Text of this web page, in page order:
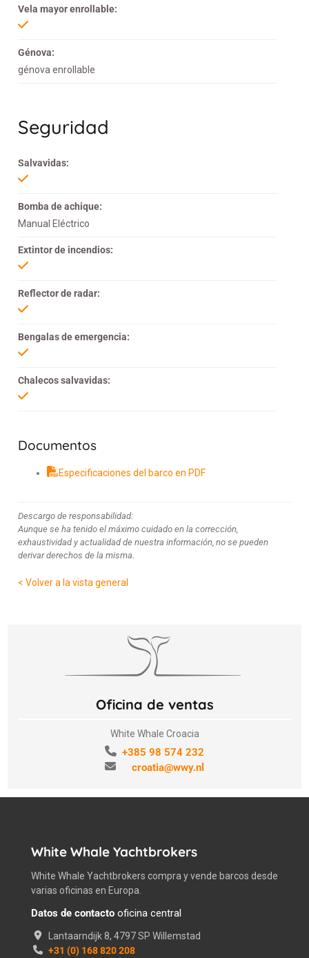
Vela mayor enrollable:
Génova:
génova enrollable
Seguridad
Salvavidas:
Bomba de achique:
Manual Eléctrico
Extintor de incendios:
Reflector de radar:
Bengalas de emergencia:
Chalecos salvavidas:
Documentos
Especificaciones del barco en PDF
Descargo de responsabilidad:
Aunque se ha tenido el máximo cuidado en la corrección,
exhaustividad y actualidad de nuestra información, no se pueden
derivar derechos de la misma.
< Volver a la vista general
Oficina de ventas
White Whale Croacia
+385 98 574 232
croatia@wwy.nl
White Whale Yachtbrokers
White Whale Yachtbrokers compra y vende barcos desde
varias oficinas en Europa.
Datos de contactooficina central
Lantaarndijk 8, 4797 SP Willemstad
+31 (0) 168 820 208